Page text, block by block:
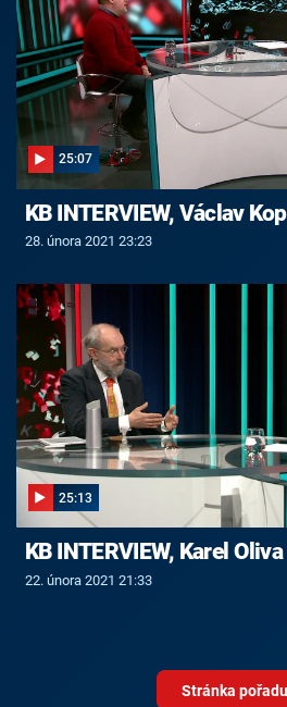
25:07
KB INTERVIEW, Václav
28. února 2021 23:23
25:13
KB INTERVIEW, Karel
22. února 2021 21:33
Stránka pořadu